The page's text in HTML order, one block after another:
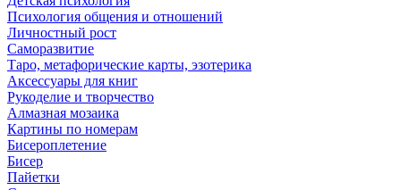
Психология общения и отношений
Личностный рост
Саморазвитие
Таро, метафорические карты, эзотерика
Аксессуары для книг
Рукоделие и творчество
Алмазная мозаика
Картины по номерам
Бисероплетение
Бисер
Пайетки